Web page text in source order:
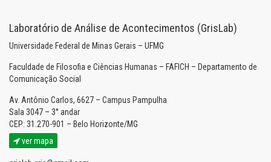
Laboratório de Análise de Acontecimentos (GrisLab)
Universidade Federal de Minas Gerais – UFMG
Faculdade de Filosofia e Ciências Humanas – FAFICH – Departamento de
Comunicação Social
Av. Antônio Carlos, 6627 – Campus Pampulha
Sala 3047 – 3° andar
CEP: 31.270-901 – Belo Horizonte/MG
ver mapa